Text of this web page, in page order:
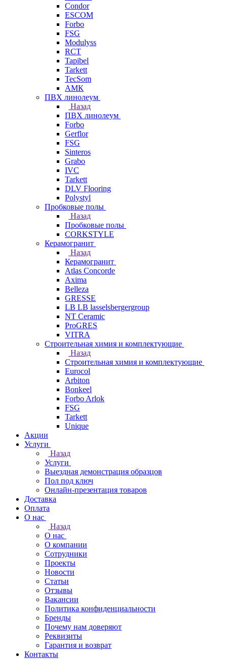
Condor
ESCOM
Forbo
FSG
Modulyss
RCT
Tapibel
Tarkett
TecSom
АМК
ПВХ линолеум
Назад
ПВХ линолеум
Forbo
Gerflor
FSG
Sinteros
Grabo
IVC
Tarkett
DLV Flooring
Polystyl
Пробковые полы
Назад
Пробковые полы
CORKSTYLE
Керамогранит
Назад
Керамогранит
Atlas Concorde
Axima
Belleza
GRESSE
LB LB lasselsbergergroup
NT Ceramic
ProGRES
VITRA
Строительная химия и комплектующие
Назад
Строительная химия и комплектующие
Eurocol
Arbiton
Bonkeel
Forbo Arlok
FSG
Tarkett
Unique
Акции
Услуги
Назад
Услуги
Выездная демонстрация образцов
Пол под ключ
Онлайн-презентация товаров
Доставка
Оплата
О нас
Назад
О нас
О компании
Сотрудники
Проекты
Новости
Статьи
Отзывы
Вакансии
Политика конфиденциальности
Бренды
Почему нам доверяют
Реквизиты
Гарантия и возврат
Контакты